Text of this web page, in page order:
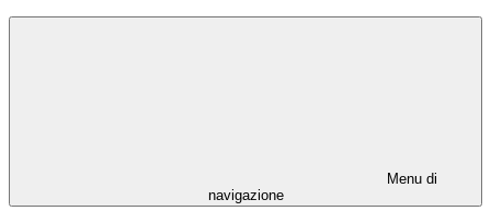
Menu di
navigazione